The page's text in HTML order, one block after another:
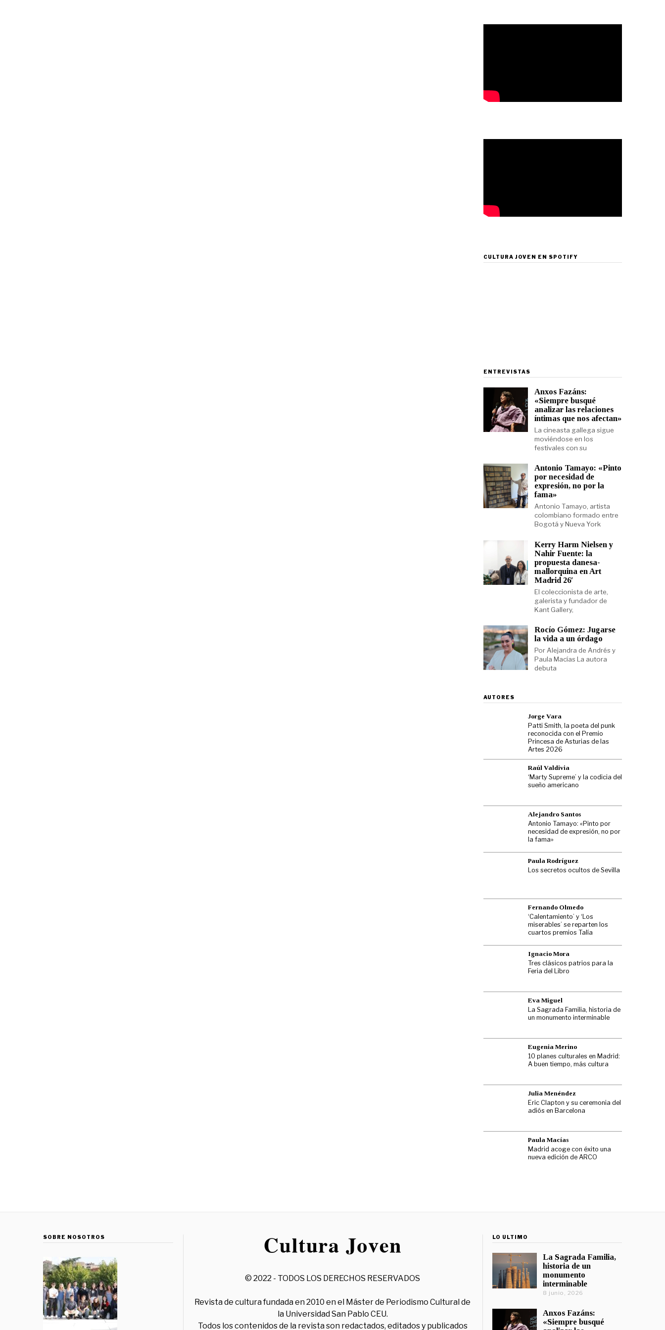
CULTURA JOVEN EN SPOTIFY
ENTREVISTAS
Anxos Fazáns:
«Siempre busqué
analizar las relaciones
íntimas que nos afectan»
La cineasta gallega sigue
moviéndose en los
festivales con su
Antonio Tamayo: «Pinto
por necesidad de
expresión, no por la
fama»
Antonio Tamayo, artista
colombiano formado entre
Bogotá y Nueva York
Kerry Harm Nielsen y
Nahir Fuente: la
propuesta danesa-
mallorquina en Art
Madrid 26′
El coleccionista de arte,
galerista y fundador de
Kant Gallery,
Rocío Gómez: Jugarse
la vida a un órdago
Por Alejandra de Andrés y
Paula Macías La autora
debuta
AUTORES
Jorge Vara
Patti Smith, la poeta del punk
reconocida con el Premio
Princesa de Asturias de las
Artes 2026
Raúl Valdivia
‘Marty Supreme’ y la codicia del
sueño americano
Alejandro Santos
Antonio Tamayo: «Pinto por
necesidad de expresión, no por
la fama»
Paula Rodríguez
Los secretos ocultos de Sevilla
Fernando Olmedo
‘Calentamiento’ y ‘Los
miserables’ se reparten los
cuartos premios Talía
Ignacio Mora
Tres clásicos patrios para la
Feria del Libro
Eva Miguel
La Sagrada Familia, historia de
un monumento interminable
Eugenia Merino
10 planes culturales en Madrid:
A buen tiempo, más cultura
Julia Menéndez
Eric Clapton y su ceremonia del
adiós en Barcelona
Paula Macías
Madrid acoge con éxito una
nueva edición de ARCO
SOBRE NOSOTROS
© 2022 - TODOS LOS DERECHOS RESERVADOS
Revista de cultura fundada en 2010 en el Máster de Periodismo Cultural de
la Universidad San Pablo CEU.
Todos los contenidos de la revista son redactados, editados y publicados
LO ÚLTIMO
La Sagrada Familia,
historia de un
monumento
interminable
8 junio, 2026
Anxos Fazáns:
«Siempre busqué